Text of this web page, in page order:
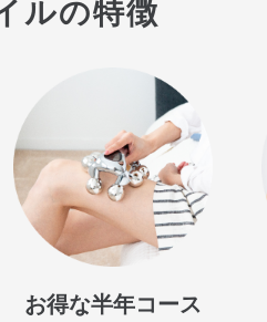
ルの特徴
お得な半年コース